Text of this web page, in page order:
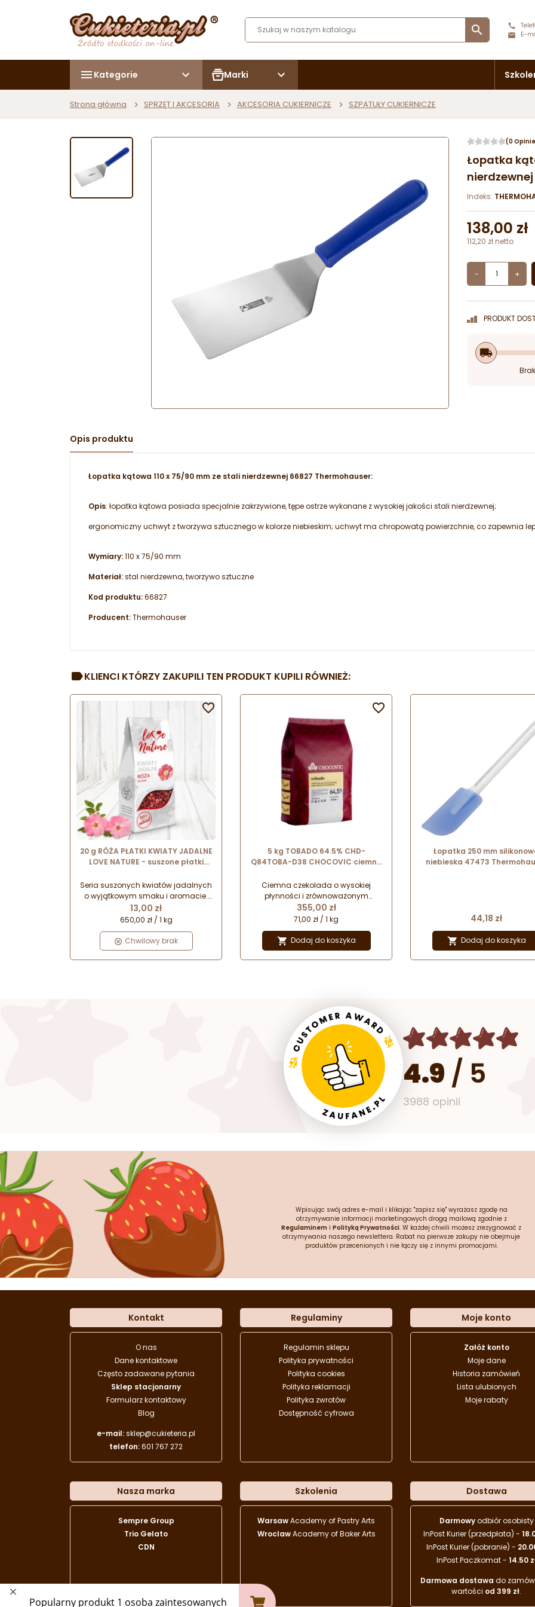

E-
Kategorie Marki
Strona główna SPRZĘT I AKCESORIA AKCESORIA CUKIERNICZE SZPATUŁY CUKIERNICZE
(0
Łopatka
Indeks:
138,00 zł
112,20 zł netto
- +
PRODUKT
local_shipping
Opis produktu
Łopatka kątowa 110 x 75/90 mm ze stali nierdzewnej 66827 Thermohauser:
Opis: łopatka kątowa posiada specjalnie zakrzywione, tępe ostrze wykonane z wysokiej jakości stali nierdzewnej;
ergonomiczny uchwyt z tworzywa sztucznego w kolorze niebieskim; uchwyt ma chropowatą powierzchnie, co zapewnia
Wymiary:110 x 75/90 mm
Materiał:stal nierdzewna, tworzywo sztuczne
Kod produktu:66827
Producent:Thermohauser
KLIENCI KTÓRZY ZAKUPILI TEN PRODUKT KUPILI RÓWNIEŻ:
20 g RÓŻA PŁATKI KWIATY JADALNE
LOVE NATURE - suszone płatki
cukierniczych
Seria suszonych kwiatów jadalnych
o wyjątkowym smaku i aromacie.
Idealne do dekoracji cukierniczych
oraz jako dodatek do potraw czy
efektowną prezentację Twoich
wyrobów.
Cena
13,00 zł
650,00 zł / 1 kg
Chwilowy brak

5 kg TOBADO 64.5% CHD-
Q84TOBA-D38 CHOCOVIC ciemna
zrównoważonej słodyczy
Ciemna czekolada o wysokiej
płynności i zrównoważonym
słodkim smaku z wyczuwalną
goryczką. Produkowana w postaci
kaletek easymelt, które znacznie
ułatwiają pracę z czekoladą.
Cena
355,00 zł
71,00 zł / 1 kg
 Dodaj do koszyka

Łopatka 250 mm
niebieska 47473
Cena
44,18 zł
 Dodaj do koszyka
4.9 / 5
3988 opinii
Wpisując swój adres e-mail i klikając "zapisz się" wyrażasz zgodę na
otrzymywanie informacji marketingowych drogą mailową zgodnie z
Regulaminem i Polityką Prywatności. W każdej chwili możesz zrezygnować z
otrzymywania naszego newslettera. Rabat na pierwsze zakupy nie obejmuje
produktów przecenionych i nie łączy się z innymi promocjami.
Kontakt
O nas
Dane kontaktowe
Często zadawane pytania
Sklep stacjonarny
Formularz kontaktowy
Blog
e-mail:sklep@cukieteria.pl
telefon:601 767 272
Regulaminy
Regulamin sklepu
Polityka prywatności
Polityka cookies
Polityka reklamacji
Polityka zwrotów
Dostępność cyfrowa
Moje konto
Załóż konto
Moje dane
Historia zamówień
Lista ulubionych
Moje rabaty
Nasza marka
Sempre Group
Trio Gelato
CDN
Szkolenia
WarsawAcademy of Pastry Arts
WroclawAcademy of Baker Arts
Dostawa
Darmowyodbiór osobisty
InPost Kurier (przedpłata) -
InPost Kurier (pobranie) -
InPost Paczkomat - 14.50
Darmowa dostawa do
wartości od 399 zł.